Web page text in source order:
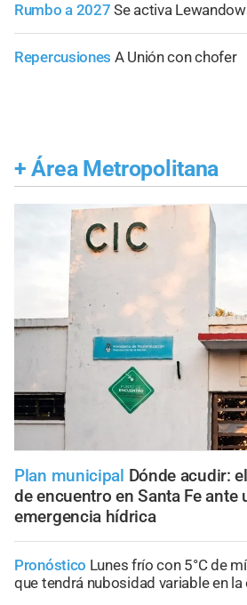
Rumbo a 2027 Se activa
Repercusiones A Unión con chofer
+ Área Metropolitana
Plan municipal Dónde acudir:
de encuentro en Santa Fe ante
emergencia hídrica
Pronóstico Lunes frío con 5°C de
que tendrá nubosidad variable en la